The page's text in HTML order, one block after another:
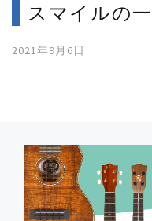
スマイルの
2021年9月6日